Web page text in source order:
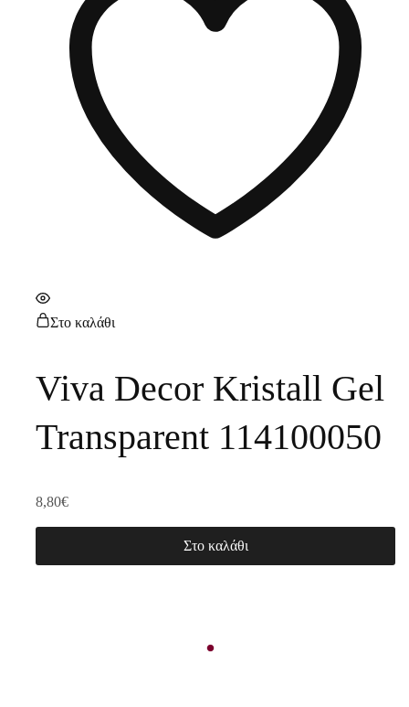
Στο καλάθι
Viva Decor Kristall Gel
Transparent 114100050
8,80€
Στο καλάθι
Είδατε πρόσφατα